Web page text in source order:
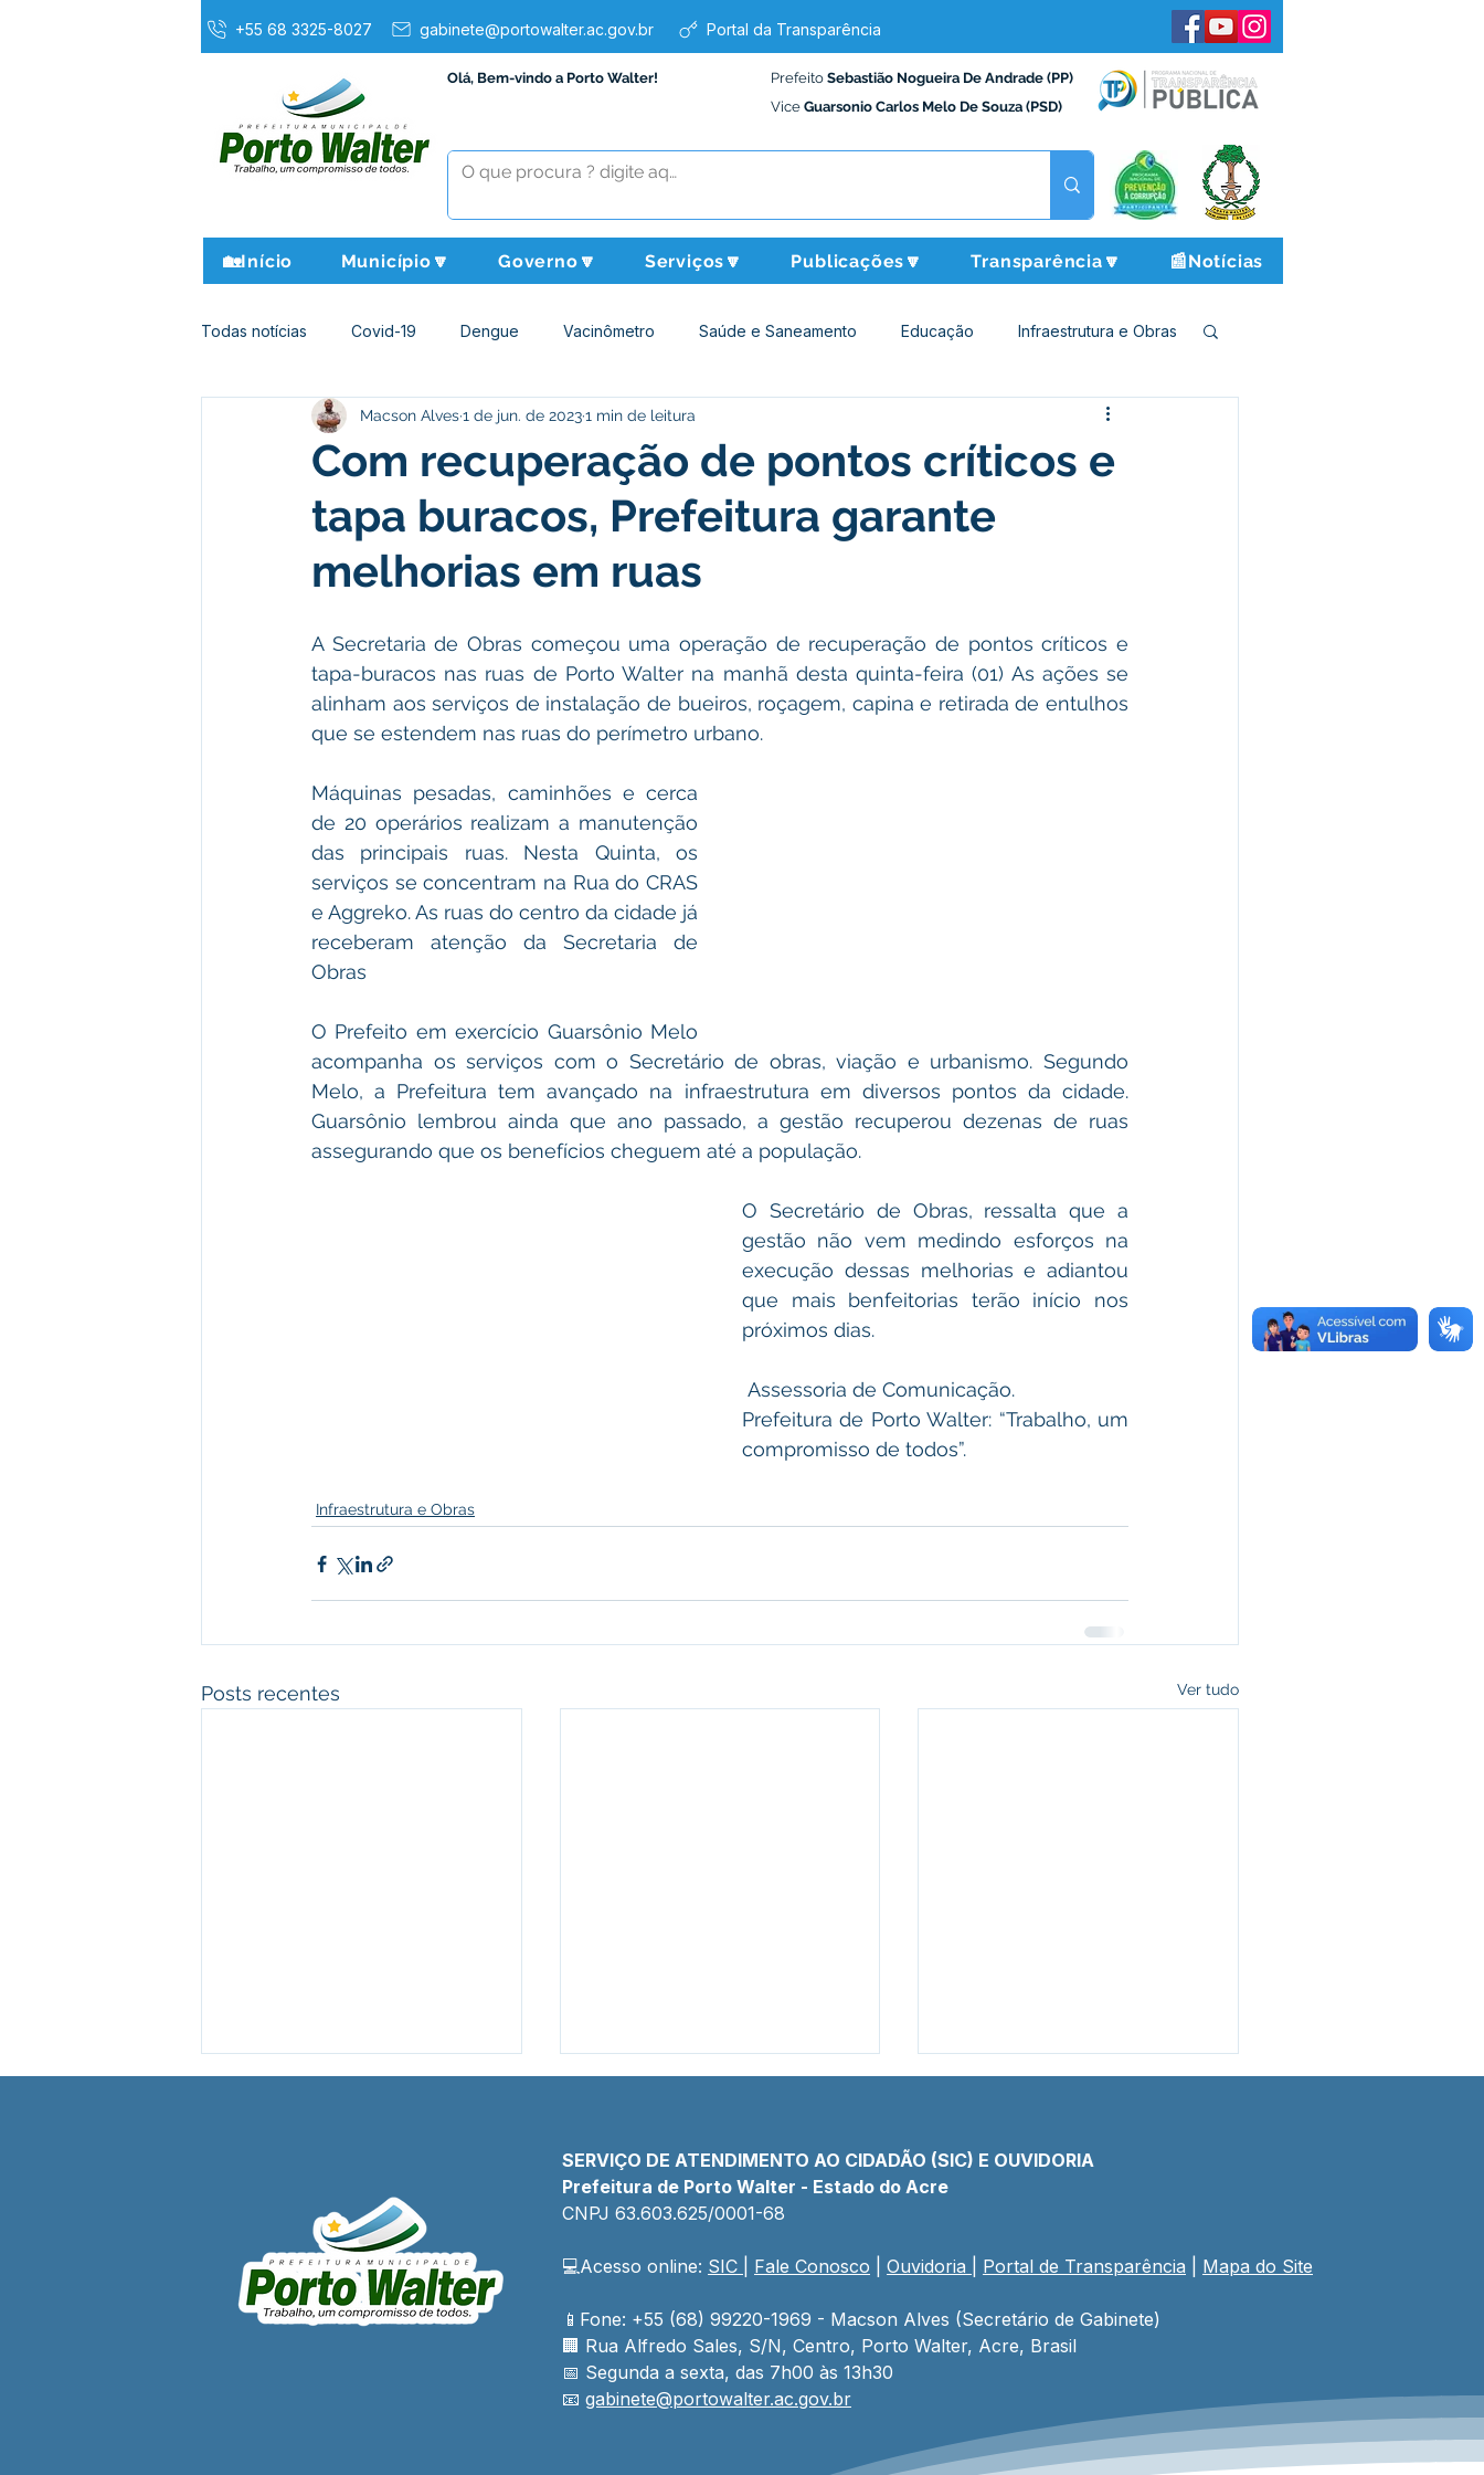
+55 68 3325-8027 gabinete@portowalter.ac.gov.br Portal da Transparência
Olá, Bem-vindo a Porto Walter! Prefeito Sebastião Nogueira De Andrade (PP)
Vice Guarsonio Carlos Melo De Souza (PSD)
🏡Início Município🔽 Governo🔽 Serviços🔽 Publicações🔽 Transparência🔽 📰Notícias
Todas notícias Covid-19 Dengue Vacinômetro Saúde e Saneamento Educação Infraestrutura e Obras
Agricultura e Meio Ambiente Assistência Social Desporto Cultura e Lazer
Institucional e Governo Políticas Públicas Nota de Pesar Campanhas Datas Comemorativas
Licitações Leilão Eleições Festival do Milho Agricultura Limpeza pública Esporte
Com recuperação de pontos críticos e
tapa buracos, Prefeitura garante
melhorias em ruas
Macson Alves1 de jun. de 20231 min de leitura
A Secretaria de Obras começou uma operação de recuperação de pontos críticos e
tapa-buracos nas ruas de Porto Walter na manhã desta quinta-feira (01) As ações se
alinham aos serviços de instalação de bueiros, roçagem, capina e retirada de entulhos
que se estendem nas ruas do perímetro urbano.
Máquinas pesadas, caminhões e cerca
de 20 operários realizam a manutenção
das principais ruas. Nesta Quinta, os
serviços se concentram na Rua do CRAS
e Aggreko. As ruas do centro da cidade já
receberam atenção da Secretaria de
Obras
O Prefeito em exercício Guarsônio Melo
acompanha os serviços com o Secretário de obras, viação e urbanismo. Segundo
Melo, a Prefeitura tem avançado na infraestrutura em diversos pontos da cidade.
Guarsônio lembrou ainda que ano passado, a gestão recuperou dezenas de ruas
assegurando que os benefícios cheguem até a população.
O Secretário de Obras, ressalta que a
gestão não vem medindo esforços na
execução dessas melhorias e adiantou
que mais benfeitorias terão início nos
próximos dias.
Assessoria de Comunicação.
Prefeitura de Porto Walter: “Trabalho, um
compromisso de todos”.
Infraestrutura e Obras
Posts recentes Ver tudo
Moradores da Comunidade
Natal comemoram
reabertura de ramal que dá
Secretaria de Obras
garantindo roçagem e
recolhimento de entulhos
Para conter erosão,
recuperação da rua José
Fernandes Dias
SERVIÇO DE ATENDIMENTO AO CIDADÃO (SIC) E OUVIDORIA
Prefeitura de Porto Walter - Estado do Acre
CNPJ 63.603.625/0001-68
💻Acesso online: SIC Fale Conosco Ouvidoria Portal de Transparência Mapa do Site
📱Fone: +55 (68) 99220-1969 - Macson Alves (Secretário de Gabinete)
🏢 Rua Alfredo Sales, S/N, Centro, Porto Walter, Acre, Brasil
📅 Segunda a sexta, das 7h00 às 13h30
📧 gabinete@portowalter.ac.gov.br